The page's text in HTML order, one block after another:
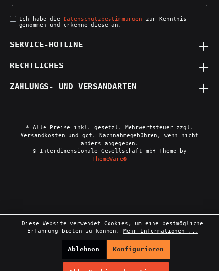
Ich habe die Datenschutzbestimmungen zur Kenntnis
genommen und erkenne diese an.
SERVICE-HOTLINE
RECHTLICHES
ZAHLUNGS- UND VERSANDARTEN
* Alle Preise inkl. gesetzl. Mehrwertsteuer zzgl.
Versandkosten und ggf. Nachnahmegebühren, wenn nicht
anders angegeben.
© Interdimensionale Gesellschaft mbH Theme by
ThemeWare®
Diese Website verwendet Cookies, um eine bestmögliche
Erfahrung bieten zu können. Mehr Informationen ...
Ablehnen Konfigurieren